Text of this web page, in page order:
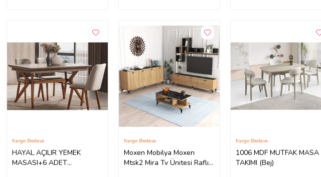
HAYAL AÇILIR YEMEK
MASASI+6 ADET
Kargo Bedava
Moxen Mobilya Moxen
Mtsk2 Mira Tv Ünitesi Raflı
Kargo Bedava
1006 MDF MUTFAK MASA
TAKIMI (Bej)
Kargo Bedava